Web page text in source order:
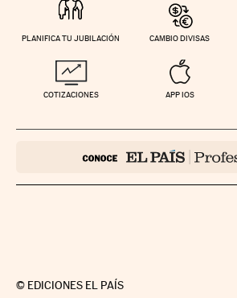
PLANIFICA TU JUBILACIÓN CAMBIO DIVISAS
COTIZACIONES APP IOS
© EDICIONES EL PAÍS